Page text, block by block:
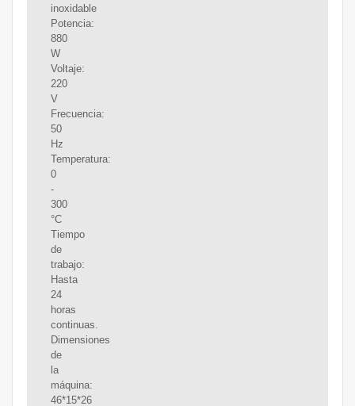
inoxidable
Potencia:
880
W
Voltaje:
220
V
Frecuencia:
50
Hz
Temperatura:
0
-
300
°C
Tiempo
de
trabajo:
Hasta
24
horas
continuas.
Dimensiones
de
la
máquina:
46*15*26